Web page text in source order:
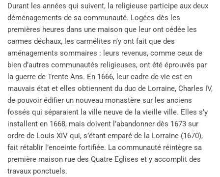
Durant les années qui suivent, la religieuse participe aux deux
déménagements de sa communauté. Logées dès les
premières heures dans une maison que leur ont cédée les
carmes déchaux, les carmélites n’y ont fait que des
aménagements sommaires : leurs revenus, comme ceux de
bien d’autres communautés religieuses, ont été éprouvés par
la guerre de Trente Ans. En 1666, leur cadre de vie est en
mauvais état et elles obtiennent du duc de Lorraine, Charles IV,
de pouvoir édifier un nouveau monastère sur les anciens
fossés qui séparaient la ville neuve de la vieille ville. Elles s’y
installent en 1668, mais doivent l’abandonner dès 1673 sur
ordre de Louis XIV qui, s’étant emparé de la Lorraine (1670),
fait rétablir l’enceinte fortifiée. La communauté réintègre sa
première maison rue des Quatre Eglises et y accomplit des
travaux ponctuels.